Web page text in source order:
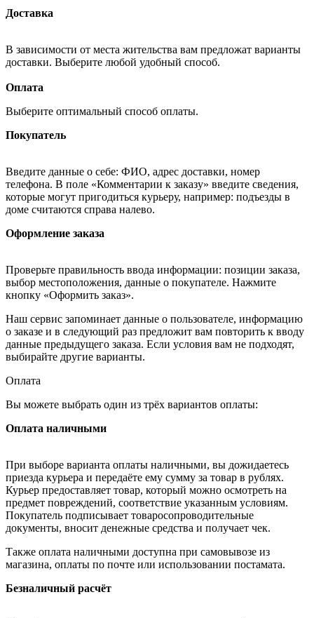
Доставка
В зависимости от места жительства вам предложат варианты
доставки. Выберите любой удобный способ.
Оплата
Выберите оптимальный способ оплаты.
Покупатель
Введите данные о себе: ФИО, адрес доставки, номер
телефона. В поле «Комментарии к заказу» введите сведения,
которые могут пригодиться курьеру, например: подъезды в
доме считаются справа налево.
Оформление заказа
Проверьте правильность ввода информации: позиции заказа,
выбор местоположения, данные о покупателе. Нажмите
кнопку «Оформить заказ».
Наш сервис запоминает данные о пользователе, информацию
о заказе и в следующий раз предложит вам повторить к вводу
данные предыдущего заказа. Если условия вам не подходят,
выбирайте другие варианты.
Оплата
Вы можете выбрать один из трёх вариантов оплаты:
Оплата наличными
При выборе варианта оплаты наличными, вы дожидаетесь
приезда курьера и передаёте ему сумму за товар в рублях.
Курьер предоставляет товар, который можно осмотреть на
предмет повреждений, соответствие указанным условиям.
Покупатель подписывает товаросопроводительные
документы, вносит денежные средства и получает чек.
Также оплата наличными доступна при самовывозе из
магазина, оплаты по почте или использовании постамата.
Безналичный расчёт